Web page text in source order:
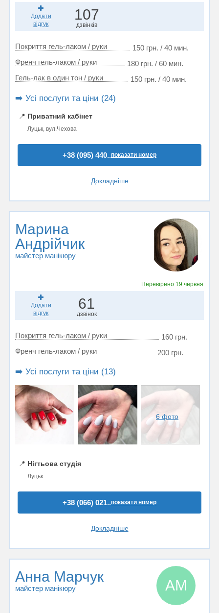
Додати
відгук
107
дзвінків
Покриття гель-лаком / руки
150 грн. / 40 мин.
Френч гель-лаком / руки
180 грн. / 60 мин.
Гель-лак в один тон / руки
150 грн. / 40 мин.
➡️ Усі послуги та ціни (24)
📍 Приватний кабінет
Луцьк, вул.Чехова
+38 (095) 440..показати номер
Докладніше
Марина
Андрійчик
майстер манікюру
Перевірено 19 червня
Додати
відгук
61
дзвінок
Покриття гель-лаком / руки
160 грн.
Френч гель-лаком / руки
200 грн.
➡️ Усі послуги та ціни (13)
6 фото
📍 Нігтьова студія
Луцьк
+38 (066) 021..показати номер
Докладніше
Анна Марчук
майстер манікюру АМ